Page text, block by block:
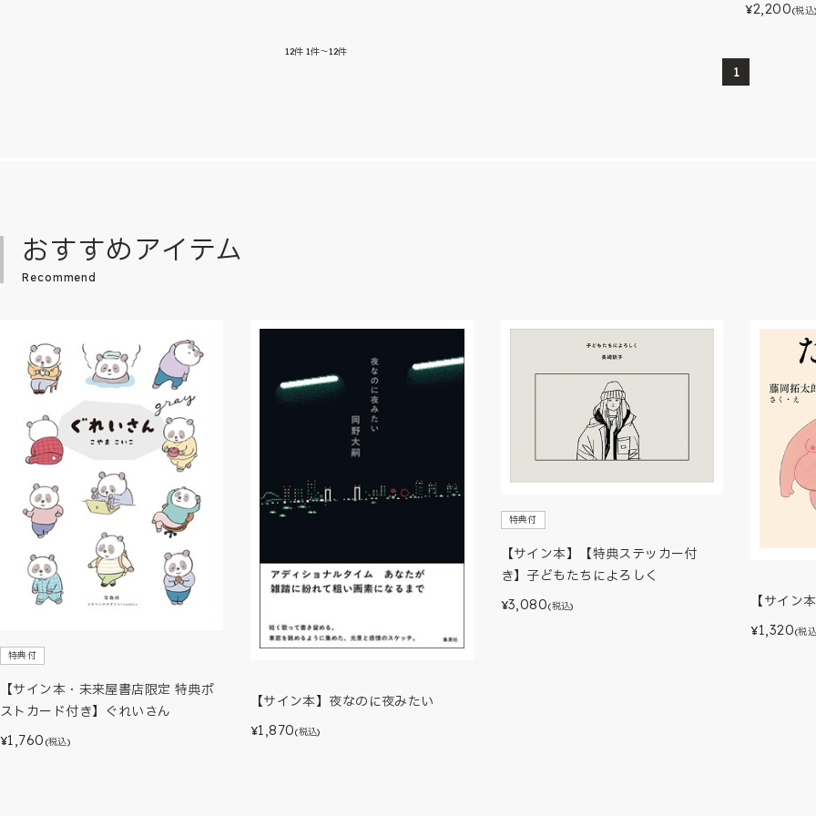
¥2,200(税込
12件 1件～12件
1
おすすめアイテム
Recommend
特典付
【サイン本・未来屋書店限定 特典ポ
ストカード付き】ぐれいさん
¥1,760 (税込)
【サイン本】夜なのに夜みたい
¥1,870(税込)
特典付
【サイン本】【特典ステッカー付
き】子どもたちによろしく
¥3,080(税込) 【サイン
¥1,320(税